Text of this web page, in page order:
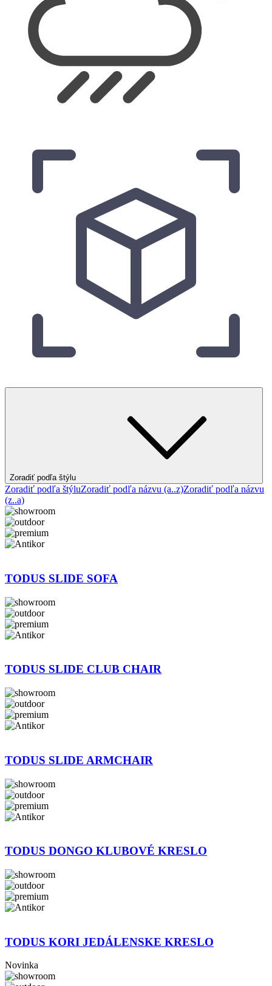
Zoradiť podľa štýlu
Zoradiť podľa štýluZoradiť podľa názvu (a..z)Zoradiť podľa názvu
(z..a)
TODUS SLIDE SOFA
TODUS SLIDE CLUB CHAIR
TODUS SLIDE ARMCHAIR
TODUS DONGO KLUBOVÉ KRESLO
TODUS KORI JEDÁLENSKE KRESLO
Novinka